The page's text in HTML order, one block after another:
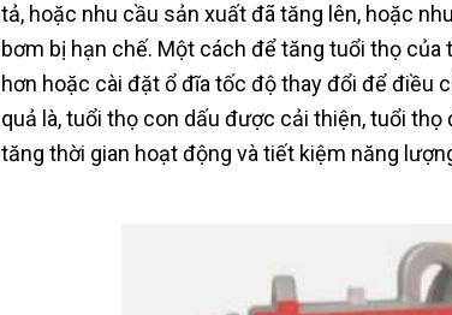
tả, hoặc nhu cầu sản xuất đã tăng lên, hoặc
bơm bị hạn chế. Một cách để tăng tuổi thọ
hơn hoặc cài đặt ổ đĩa tốc độ thay đổi để điều
quả là, tuổi thọ con dấu được cải thiện, tuổi
tăng thời gian hoạt động và tiết kiệm năng